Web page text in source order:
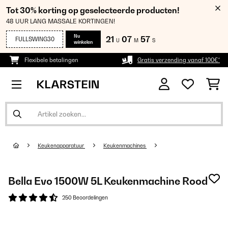
Tot 30% korting op geselecteerde producten!
48 UUR LANG MASSALE KORTINGEN!
FULLSWING30
Nu
winkelen
21 U 07 M 56 S
Flexibele betalingen Gratis verzending vanaf 100€*
Keukenapparatuur Keukenmachines
Bella Evo 1500W 5L Keukenmachine Rood
250 Beoordelingen